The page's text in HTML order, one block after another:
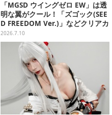
「MGSD ウイングゼロ EW」は透
明な翼がクール！「ズゴック(SEE
D FREEDOM Ver.)」などクリアカ
ラーのガンプラ3商品を一挙チェ
ック
2026.7.10